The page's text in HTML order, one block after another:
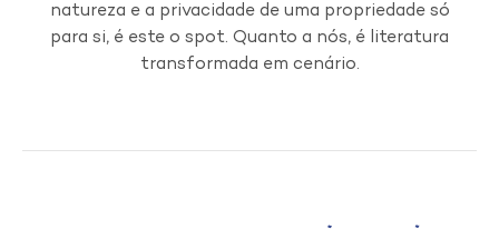
natureza e a privacidade de uma propriedade só
para si, é este o spot. Quanto a nós, é literatura
transformada em cenário.